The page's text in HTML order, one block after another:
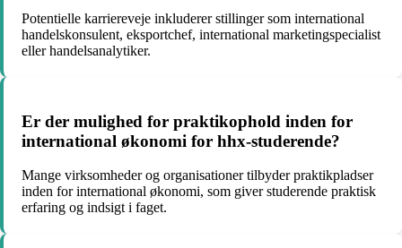
Potentielle karriereveje inkluderer stillinger som international
handelskonsulent, eksportchef, international marketingspecialist
eller handelsanalytiker.
Er der mulighed for praktikophold inden for
international økonomi for hhx-studerende?
Mange virksomheder og organisationer tilbyder praktikpladser
inden for international økonomi, som giver studerende praktisk
erfaring og indsigt i faget.